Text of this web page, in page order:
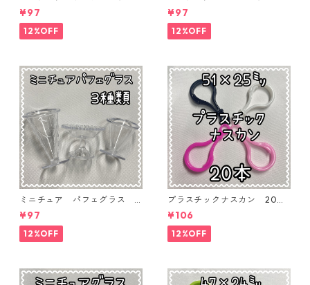
ス 3個入り【MNT-GLS-3P-
04】
¥97
12%OFF
個入り【MNT-GLS-3P-03】
¥97
12%OFF
ミニチュア パフェグラス 3
個入り【MNT-GLS-3P-02】
¥97
12%OFF
プラスチックナスカン 20本
入り【PK-20】
¥106
12%OFF